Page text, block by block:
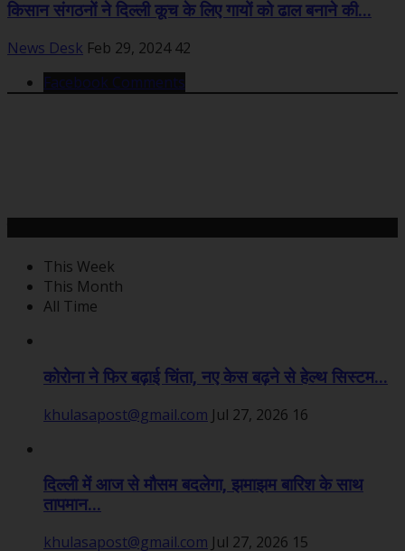
किसान संगठनों ने दिल्ली कूच के लिए गायों को ढाल बनाने की...
News Desk Feb 29, 2024 42
Facebook Comments
This Week
This Month
All Time
कोरोना ने फिर बढ़ाई चिंता, नए केस बढ़ने से हेल्थ सिस्टम...
khulasapost@gmail.com Jul 27, 2026 16
दिल्ली में आज से मौसम बदलेगा, झमाझम बारिश के साथ
तापमान...
khulasapost@gmail.com Jul 27, 2026 15